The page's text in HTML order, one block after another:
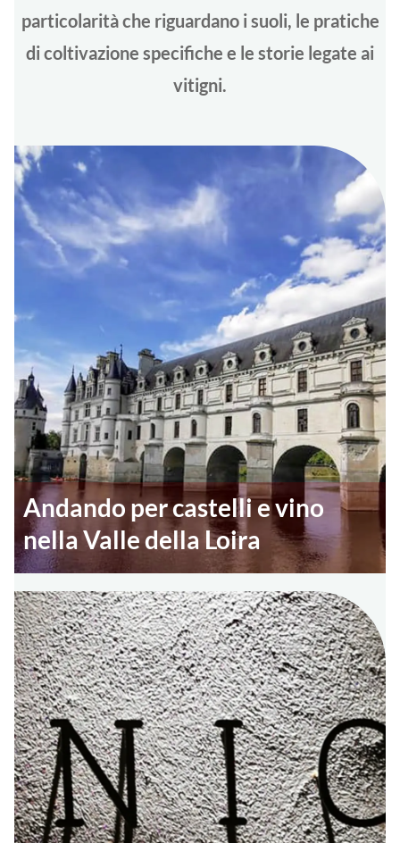
particolarità che riguardano i suoli, le pratiche
di coltivazione specifiche e le storie legate ai
vitigni.
Andando per castelli e vino
nella Valle della Loira